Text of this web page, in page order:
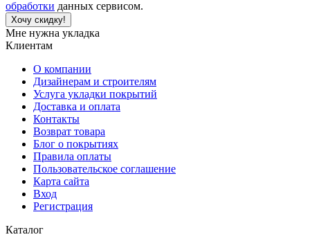
обработки данных сервисом.
Хочу скидку!
Мне нужна укладка
Клиентам
О компании
Дизайнерам и строителям
Услуга укладки покрытий
Доставка и оплата
Контакты
Возврат товара
Блог о покрытиях
Правила оплаты
Пользовательское соглашение
Карта сайта
Вход
Регистрация
Каталог